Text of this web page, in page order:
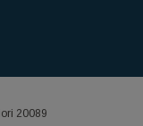
20089